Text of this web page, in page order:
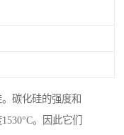
碳化硅的强度和
。因此它们